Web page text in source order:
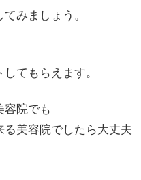
みましょう。
てもらえます。
容院でも
る美容院でしたら大丈夫